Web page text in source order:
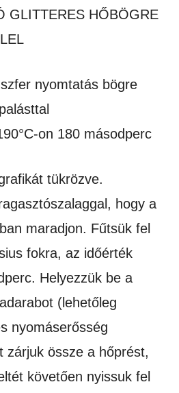
GLITTERES HŐBÖGRE
nyomtatás bögre
on 180 másodperc
tükrözve.
hogy a
maradjon. Fűtsük fel
fokra, az időérték
Helyezzük be a
(lehetőleg
nyomáserősség
zárjuk össze a hőprést,
követően nyissuk fel